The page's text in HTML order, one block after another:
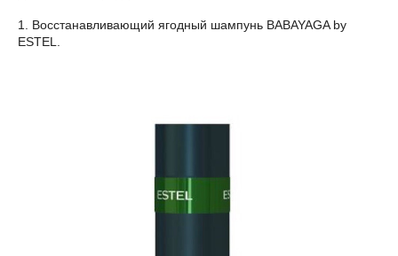
1. Восстанавливающий ягодный шампунь BABAYAGA by
ESTEL.